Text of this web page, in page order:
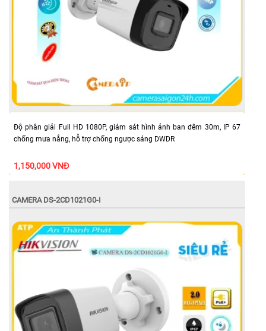
Độ phân giải Full HD 1080P, giám sát hình ảnh ban đêm 30m, IP 67
chống mưa nắng, hỗ trợ chống ngược sáng DWDR
1,150,000 VNĐ
CAMERA DS-2CD1021G0-I